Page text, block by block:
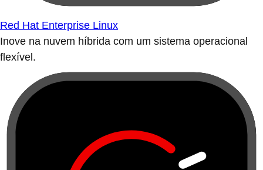
Red Hat Enterprise Linux
Inove na nuvem híbrida com um sistema operacional
flexível.